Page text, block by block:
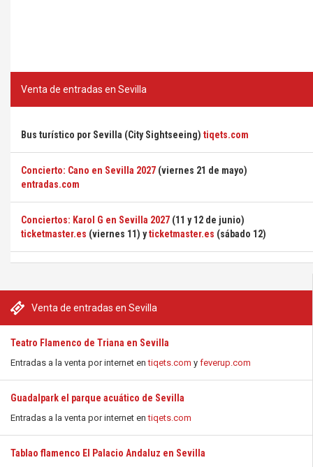
Venta de entradas en Sevilla
Teatro Flamenco de Triana en Sevilla
Entradas a la venta por internet entiqets.com y feverup.com
Guadalpark el parque acuático de Sevilla
Entradas a la venta por internet entiqets.com
Tablao flamenco El Palacio Andaluz en Sevilla
Venta de entradas en Sevilla
Bus turístico por Sevilla (City Sightseeing) tiqets.com
Concierto: Cano en Sevilla 2027 (viernes 21 de mayo)
entradas.com
Conciertos: Karol G en Sevilla 2027 (11 y 12 de junio)
ticketmaster.es (viernes 11) yticketmaster.es (sábado 12)